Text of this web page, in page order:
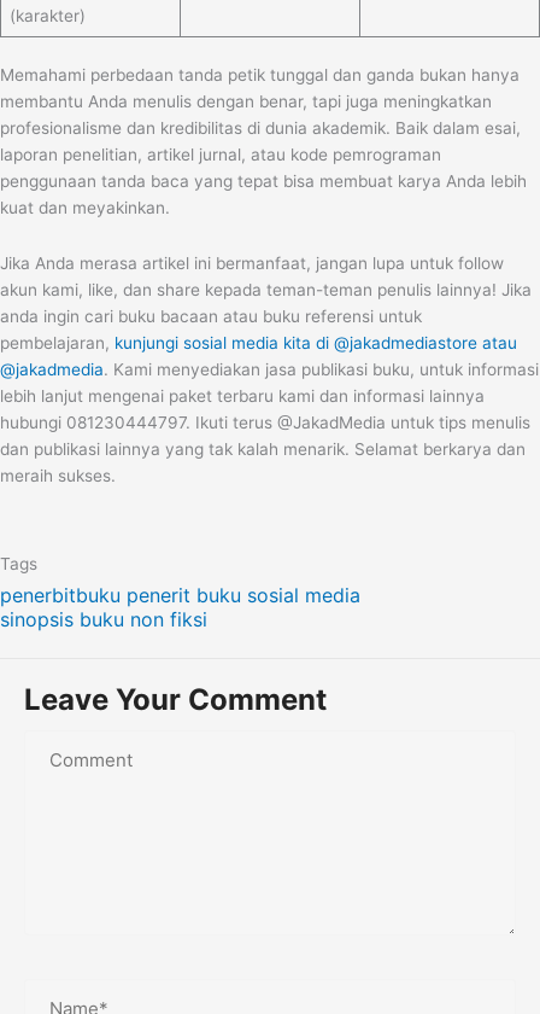
(karakter)
Memahami perbedaan tanda petik tunggal dan ganda bukan hanya
membantu Anda menulis dengan benar, tapi juga meningkatkan
profesionalisme dan kredibilitas di dunia akademik. Baik dalam esai,
laporan penelitian, artikel jurnal, atau kode pemrograman
penggunaan tanda baca yang tepat bisa membuat karya Anda lebih
kuat dan meyakinkan.
Jika Anda merasa artikel ini bermanfaat, jangan lupa untuk follow
akun kami, like, dan share kepada teman-teman penulis lainnya! Jika
anda ingin cari buku bacaan atau buku referensi untuk
pembelajaran, kunjungi sosial media kita di @jakadmediastore atau
@jakadmedia. Kami menyediakan jasa publikasi buku, untuk informasi
lebih lanjut mengenai paket terbaru kami dan informasi lainnya
hubungi 081230444797. Ikuti terus @JakadMedia untuk tips menulis
dan publikasi lainnya yang tak kalah menarik. Selamat berkarya dan
meraih sukses.
Tags
penerbitbuku penerit buku sosial media
sinopsis buku non fiksi
Leave Your Comment